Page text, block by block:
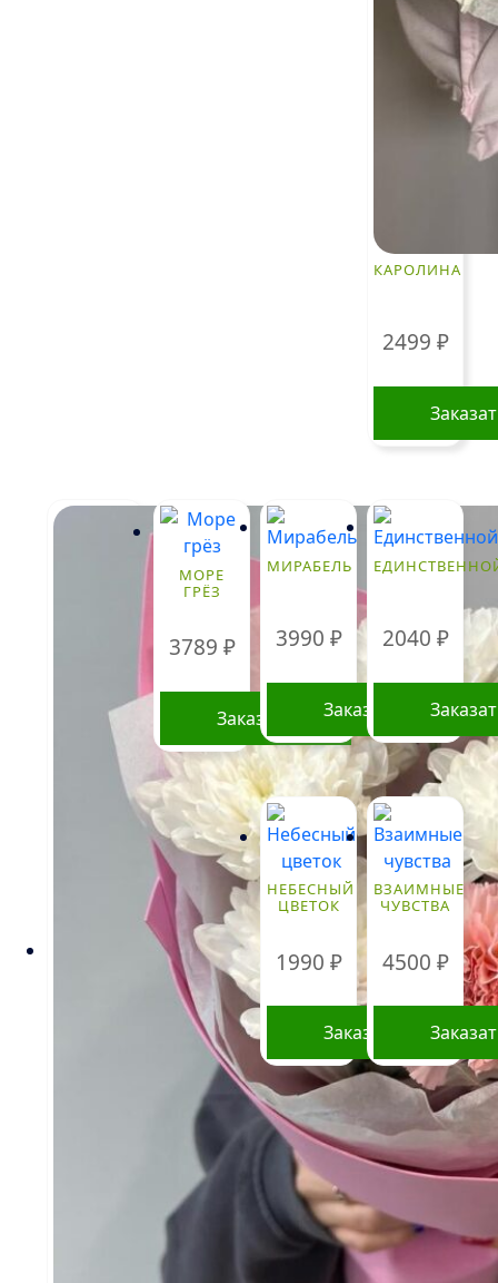
КАРОЛИНА
2499 ₽
МОРЕ
ГРЁЗ
3789 ₽
Заказать
МИРАБЕЛЬ
3990 ₽
Заказать
2040 ₽
НЕБЕСНЫЙ
ЦВЕТОК
1990 ₽
Заказать
ВЗАИМНЫЕ
ЧУВСТВА
4500 ₽
Стоимость букетов и композиций, указанная
на сайте, ориентировочна и может меняться.
Окончательная цена зависит от доступности
определенных видов цветов, времени года, а
также может быть выше в периоды
праздников и предпраздничных дней.
Информация о составе букетов, ценах на
товары и услуги, представленная на данном